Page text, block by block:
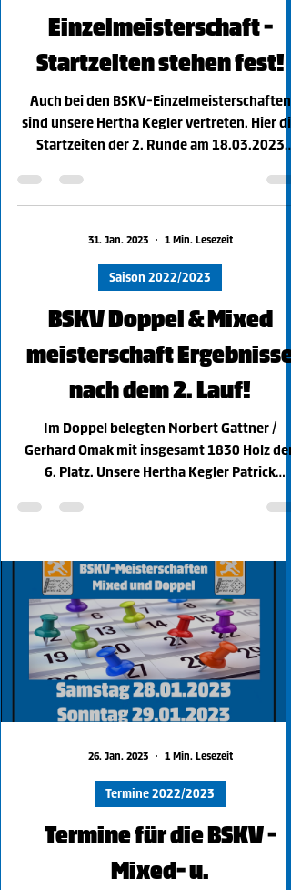
2. Lauf BSKV-
Einzelmeisterschaft -
Startzeiten stehen fest!
Auch bei den BSKV-Einzelmeisterschaften
Startzeiten der 2. Runde am 18.03.2023
unserer...
31. Jan. 2023 1 Min. Lesezeit
Saison 2022/2023
BSKV Doppel & Mixed
meisterschaft Ergebnisse
nach dem 2. Lauf!
Im Doppel belegten Norbert Gattner /
6. Platz. Unsere Hertha Kegler Patrick
Schneider / Timo...
26. Jan. 2023 1 Min. Lesezeit
Termine 2022/2023
Termine für die BSKV -